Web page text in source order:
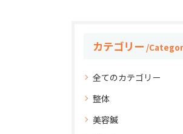
カテゴリー
全てのカテゴリー
整体
美容鍼